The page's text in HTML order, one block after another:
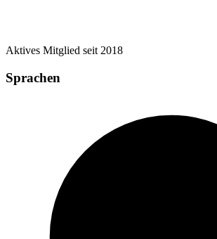
Aktives Mitglied seit 2018
Sprachen